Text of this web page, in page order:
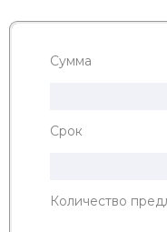
Сумма
Срок
Количество